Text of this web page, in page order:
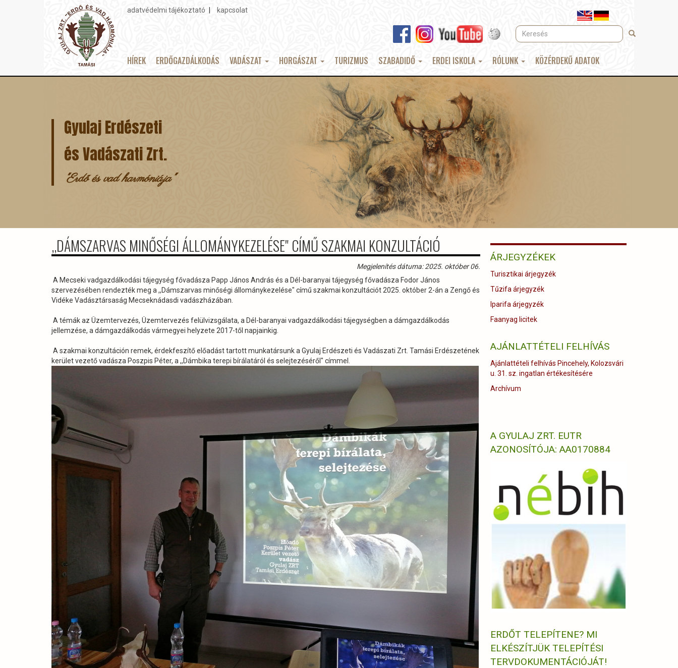
Topmenu
adatvédelmi tájékoztató kapcsolat
Keresés Keresés
Main
HÍREK ERDŐGAZDÁLKODÁS VADÁSZAT HORGÁSZAT TURIZMUS SZABADIDŐ ERDEI ISKOLA RÓLUNK KÖZÉRDEKŰ ADATOK
Gyulaj Erdészeti
és Vadászati Zrt.
"Erdő és vad harmóniája"
,,DÁMSZARVAS MINŐSÉGI ÁLLOMÁNYKEZELÉSE" CÍMŰ SZAKMAI KONZULTÁCIÓ
Megjelenítés dátuma: 2025. október 06.
A Mecseki vadgazdálkodási tájegység fővadásza Papp János András és a Dél-baranyai tájegység fővadásza Fodor János
szervezésében rendezték meg a ,,Dámszarvas minőségi állománykezelése" című szakmai konzultációt 2025. október 2-án a Zengő és
Vidéke Vadásztársaság Mecseknádasdi vadászházában.
A témák az Üzemtervezés, Üzemtervezés felülvizsgálata, a Dél-baranyai vadgazdálkodási tájegységben a dámgazdálkodás
jellemzése, a dámgazdálkodás vármegyei helyzete 2017-től napjainkig.
A szakmai konzultáción remek, érdekfeszítő előadást tartott munkatársunk a Gyulaj Erdészeti és Vadászati Zrt. Tamási Erdészetének
kerület vezető vadásza Poszpis Péter, a ,,Dámbika terepi bírálatáról és selejtezéséről" címmel.
ÁRJEGYZÉKEK
Turisztikai árjegyzék
Tűzifa árjegyzék
Iparifa árjegyzék
Faanyag licitek
AJÁNLATTÉTELI FELHÍVÁS
Ajánlattételi felhívás Pincehely, Kolozsvári
u. 31. sz. ingatlan értékesítésére
Archívum
A GYULAJ ZRT. EUTR
AZONOSÍTÓJA: AA0170884
ERDŐT TELEPÍTENE? MI
ELKÉSZÍTJÜK TELEPÍTÉSI
TERVDOKUMENTÁCIÓJÁT!